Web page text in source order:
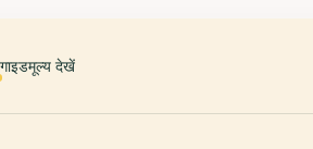
गाइडमूल्य देखें